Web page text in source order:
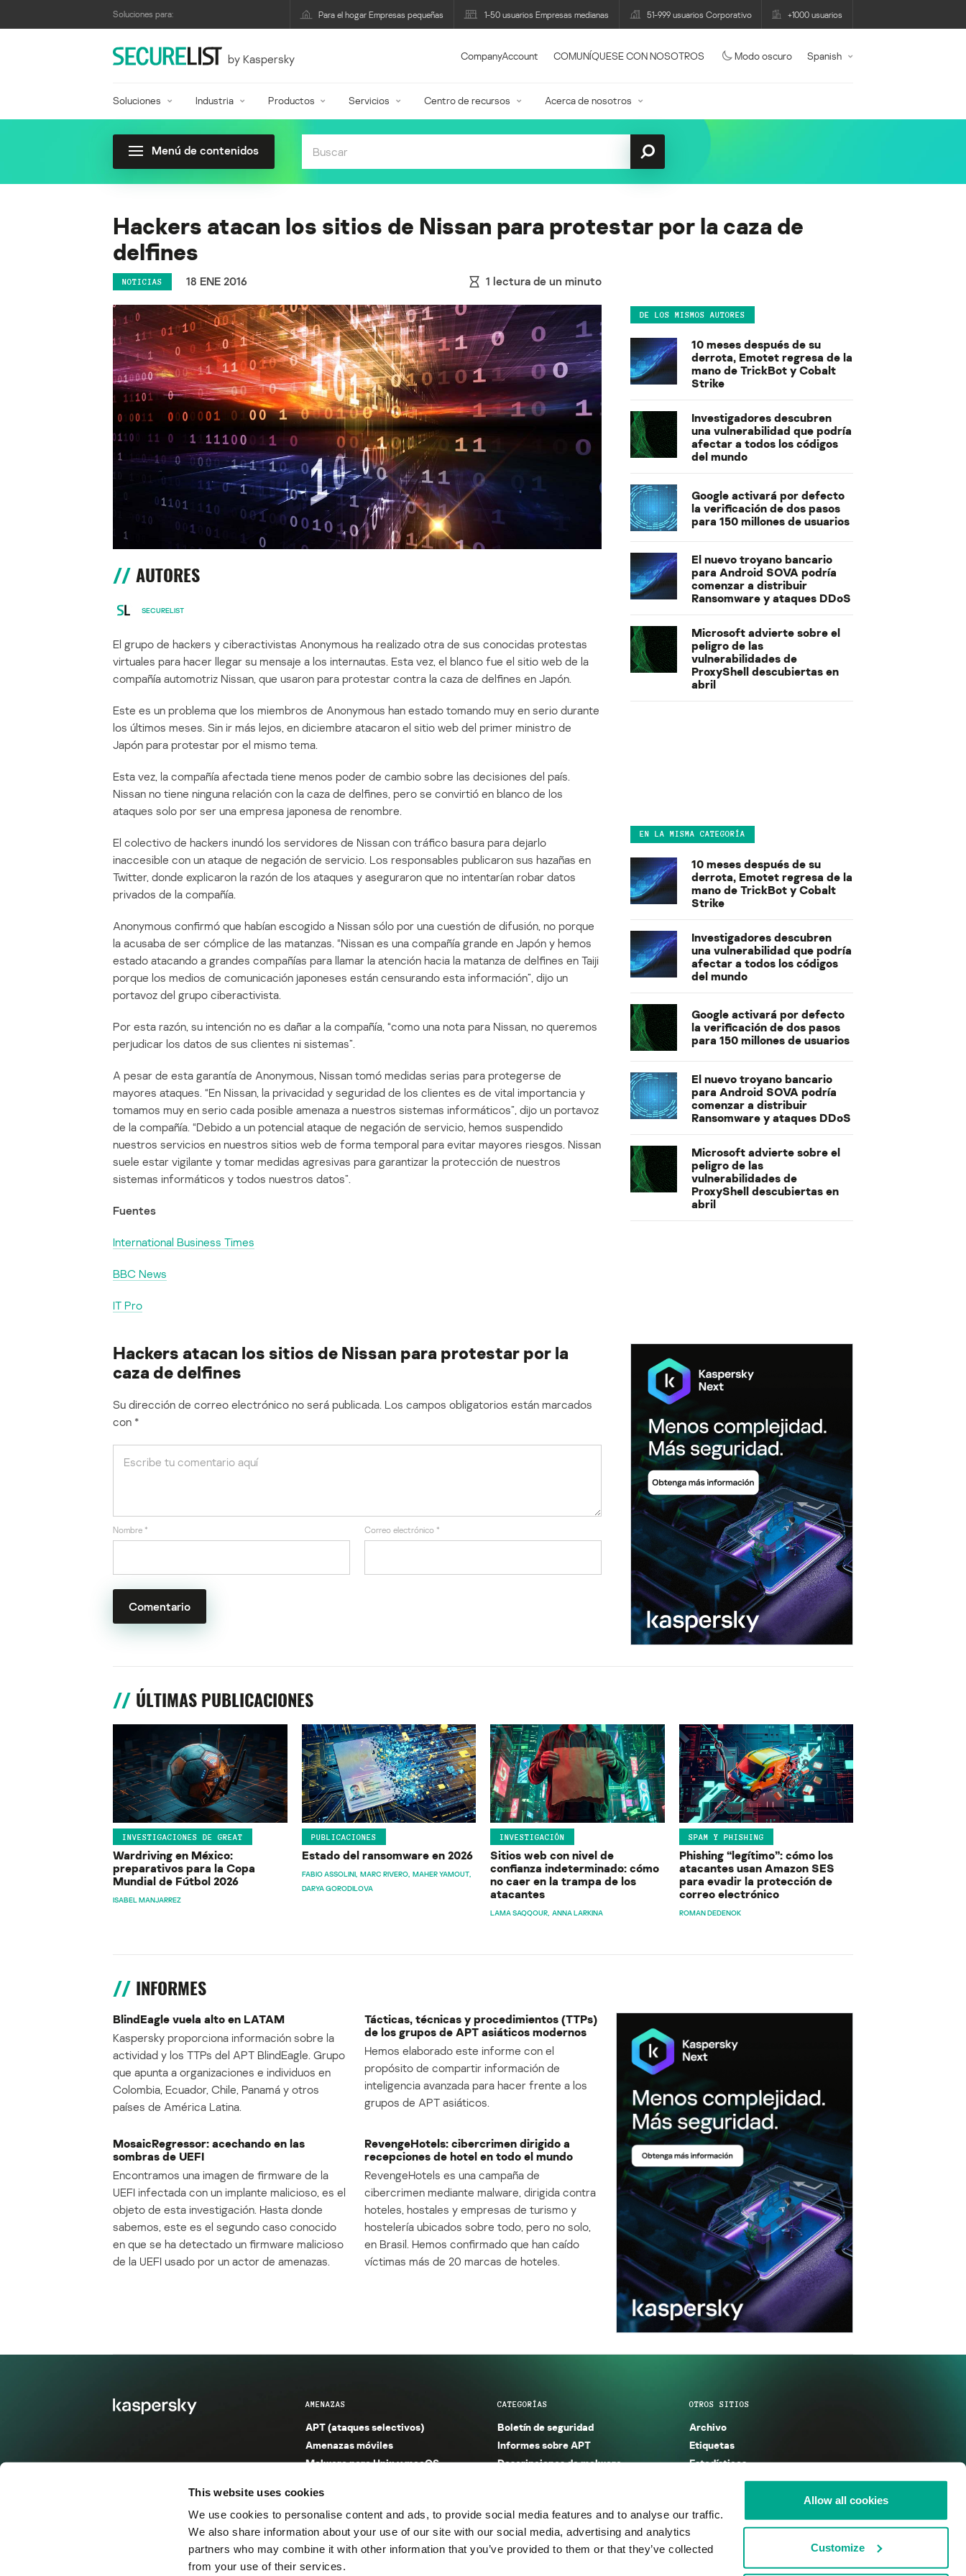
This website uses cookies
We use cookies to personalise content and ads, to provide social media features and to analyse our traffic.
We also share information about your use of our site with our social media, advertising and analytics
partners who may combine it with other information that you’ve provided to them or that they’ve collected
from your use of their services.
Allow all cookies
Customize
Soluciones para: Para el hogar Empresas pequeñas 1-50 usuarios Empresas medianas 51-999 usuarios Corporativo +1000 usuarios
by Kaspersky CompanyAccount COMUNÍQUESE CON NOSOTROS Modo oscuro Spanish
Soluciones Industria Productos Servicios Centro de recursos Acerca de nosotros
Menú de contenidos
Hackers atacan los sitios de Nissan para protestar por la caza de
delfines
NOTICIAS 18 ENE 2016 1 lectura de un minuto
AUTORES
SECURELIST
El grupo de hackers y ciberactivistas Anonymous ha realizado otra de sus conocidas protestas
virtuales para hacer llegar su mensaje a los internautas. Esta vez, el blanco fue el sitio web de la
compañía automotriz Nissan, que usaron para protestar contra la caza de delfines en Japón.
Este es un problema que los miembros de Anonymous han estado tomando muy en serio durante
los últimos meses. Sin ir más lejos, en diciembre atacaron el sitio web del primer ministro de
Japón para protestar por el mismo tema.
Esta vez, la compañía afectada tiene menos poder de cambio sobre las decisiones del país.
Nissan no tiene ninguna relación con la caza de delfines, pero se convirtió en blanco de los
ataques solo por ser una empresa japonesa de renombre.
El colectivo de hackers inundó los servidores de Nissan con tráfico basura para dejarlo
inaccesible con un ataque de negación de servicio. Los responsables publicaron sus hazañas en
Twitter, donde explicaron la razón de los ataques y aseguraron que no intentarían robar datos
privados de la compañía.
Anonymous confirmó que habían escogido a Nissan sólo por una cuestión de difusión, no porque
la acusaba de ser cómplice de las matanzas. “Nissan es una compañía grande en Japón y hemos
estado atacando a grandes compañías para llamar la atención hacia la matanza de delfines en Taiji
porque los medios de comunicación japoneses están censurando esta información”, dijo un
portavoz del grupo ciberactivista.
Por esta razón, su intención no es dañar a la compañía, “como una nota para Nissan, no queremos
perjudicar los datos de sus clientes ni sistemas”.
A pesar de esta garantía de Anonymous, Nissan tomó medidas serias para protegerse de
mayores ataques. “En Nissan, la privacidad y seguridad de los clientes es de vital importancia y
tomamos muy en serio cada posible amenaza a nuestros sistemas informáticos”, dijo un portavoz
de la compañía. “Debido a un potencial ataque de negación de servicio, hemos suspendido
nuestros servicios en nuestros sitios web de forma temporal para evitar mayores riesgos. Nissan
suele estar vigilante y tomar medidas agresivas para garantizar la protección de nuestros
sistemas informáticos y todos nuestros datos”.
Fuentes
International Business Times
BBC News
IT Pro
Hackers atacan los sitios de Nissan para protestar por la
caza de delfines
Su dirección de correo electrónico no será publicada. Los campos obligatorios están marcados
con *
Nombre * Correo electrónico *
DE LOS MISMOS AUTORES
10 meses después de su
derrota, Emotet regresa de la
mano de TrickBot y Cobalt
Strike
Investigadores descubren
una vulnerabilidad que podría
afectar a todos los códigos
del mundo
Google activará por defecto
la verificación de dos pasos
para 150 millones de usuarios
El nuevo troyano bancario
para Android SOVA podría
comenzar a distribuir
Ransomware y ataques DDoS
Microsoft advierte sobre el
peligro de las
vulnerabilidades de
ProxyShell descubiertas en
abril
EN LA MISMA CATEGORÍA
10 meses después de su
derrota, Emotet regresa de la
mano de TrickBot y Cobalt
Strike
Investigadores descubren
una vulnerabilidad que podría
afectar a todos los códigos
del mundo
Google activará por defecto
la verificación de dos pasos
para 150 millones de usuarios
El nuevo troyano bancario
para Android SOVA podría
comenzar a distribuir
Ransomware y ataques DDoS
Microsoft advierte sobre el
peligro de las
vulnerabilidades de
ProxyShell descubiertas en
abril
ÚLTIMAS PUBLICACIONES
INVESTIGACIONES DE GREAT
Wardriving en México:
preparativos para la Copa
Mundial de Fútbol 2026
ISABEL MANJARREZ
PUBLICACIONES
Estado del ransomware en 2026
FABIO ASSOLINI MARC RIVERO MAHER YAMOUT
DARYA GORODILOVA
INVESTIGACIÓN
Sitios web con nivel de
confianza indeterminado: cómo
no caer en la trampa de los
atacantes
LAMA SAQQOUR ANNA LARKINA
SPAM Y PHISHING
Phishing “legítimo”: cómo los
atacantes usan Amazon SES
para evadir la protección de
correo electrónico
ROMAN DEDENOK
INFORMES
BlindEagle vuela alto en LATAM
Kaspersky proporciona información sobre la
actividad y los TTPs del APT BlindEagle. Grupo
que apunta a organizaciones e individuos en
Colombia, Ecuador, Chile, Panamá y otros
países de América Latina.
Tácticas, técnicas y procedimientos (TTPs)
de los grupos de APT asiáticos modernos
Hemos elaborado este informe con el
propósito de compartir información de
inteligencia avanzada para hacer frente a los
grupos de APT asiáticos.
MosaicRegressor: acechando en las
sombras de UEFI
Encontramos una imagen de firmware de la
UEFI infectada con un implante malicioso, es el
objeto de esta investigación. Hasta donde
sabemos, este es el segundo caso conocido
en que se ha detectado un firmware malicioso
de la UEFI usado por un actor de amenazas.
RevengeHotels: cibercrimen dirigido a
recepciones de hotel en todo el mundo
RevengeHotels es una campaña de
cibercrimen mediante malware, dirigida contra
hoteles, hostales y empresas de turismo y
hostelería ubicados sobre todo, pero no solo,
en Brasil. Hemos confirmado que han caído
víctimas más de 20 marcas de hoteles.
AMENAZAS
APT (ataques selectivos)
Amenazas móviles
Malware para Unix y macOS
Entorno seguro (IoT)
Amenazas financieras
Amenazas industriales
Spam y phishing
CATEGORÍAS
Boletín de seguridad
Informes sobre APT
Descripciones de malware
Informes sobre spam y phishing
Publicaciones
Incidentes
OTROS SITIOS
Archivo
Etiquetas
Estadísticas
Enciclopedia
KSB 2025